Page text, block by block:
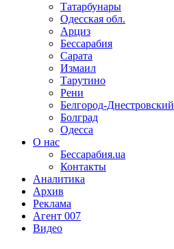
Татарбунары
Одесская обл.
Арциз
Бессарабия
Сарата
Измаил
Тарутино
Рени
Белгород-Днестровский
Болград
Одесса
О нас
Бессарабия.ua
Контакты
Аналитика
Архив
Реклама
Агент 007
Видео